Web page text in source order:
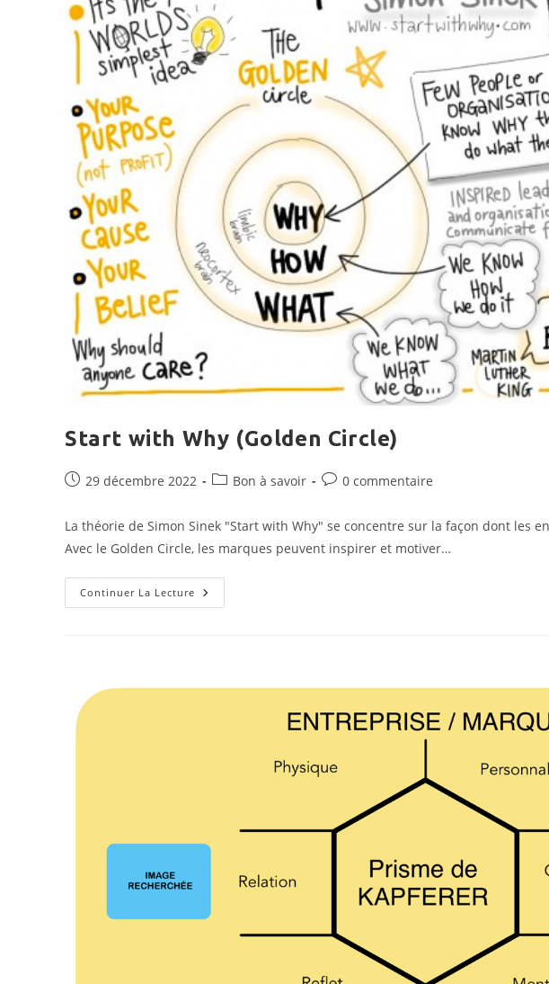
Start with Why (Golden Circle)
Publication
29 décembre 2022
PostBon à savoir
Commentaires
la
0 commentaire
La théorie de Simon Sinek "Start with Why" se concentre sur la façon dont les
Avec le Golden Circle, les marques peuvent inspirer et motiver…
Continuer La Lecture Start
With